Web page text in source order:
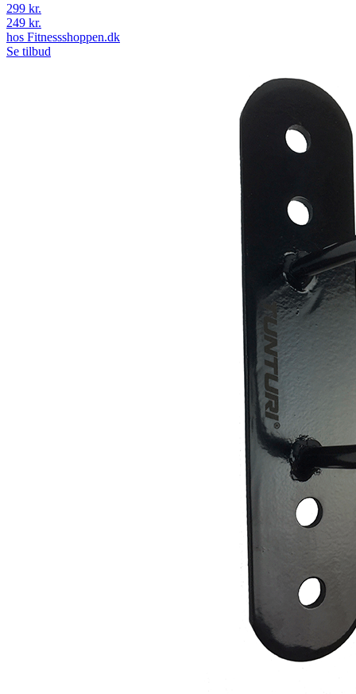
299 kr.
249 kr.
hos Fitnessshoppen.dk
Se tilbud